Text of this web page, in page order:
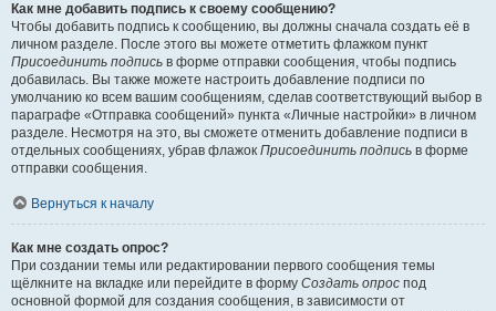
Как мне добавить подпись к своему сообщению?
Чтобы добавить подпись к сообщению, вы должны сначала создать её в
личном разделе. После этого вы можете отметить флажком пункт
Присоединить подпись в форме отправки сообщения, чтобы подпись
добавилась. Вы также можете настроить добавление подписи по
умолчанию ко всем вашим сообщениям, сделав соответствующий выбор в
параграфе «Отправка сообщений» пункта «Личные настройки» в личном
разделе. Несмотря на это, вы сможете отменить добавление подписи в
отдельных сообщениях, убрав флажок Присоединить подпись в форме
отправки сообщения.
Вернуться к началу
Как мне создать опрос?
При создании темы или редактировании первого сообщения темы
щёлкните на вкладке или перейдите в форму Создать опрос под
основной формой для создания сообщения, в зависимости от